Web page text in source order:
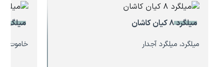
میلگرد ۸ کیان کاشان
میلگرد، میلگرد آجدار
میلگرد ۸ خاموت مهندسی
خاموت،